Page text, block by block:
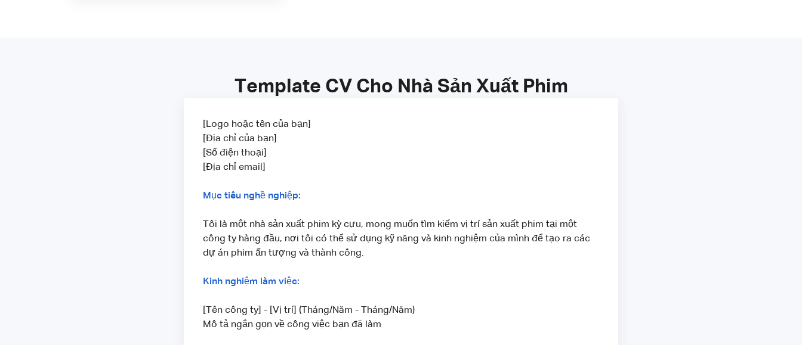
Template CV Cho Nhà Sản Xuất Phim
[Logo hoặc tên của bạn]
[Địa chỉ của bạn]
[Số điện thoại]
[Địa chỉ email]
Mục tiêu nghề nghiệp:
Tôi là một nhà sản xuất phim kỳ cựu, mong muốn tìm kiếm vị trí sản xuất phim tại một
công ty hàng đầu, nơi tôi có thể sử dụng kỹ năng và kinh nghiệm của mình để tạo ra các
dự án phim ấn tượng và thành công.
Kinh nghiệm làm việc:
[Tên công ty] - [Vị trí] (Tháng/Năm - Tháng/Năm)
Mô tả ngắn gọn về công việc bạn đã làm